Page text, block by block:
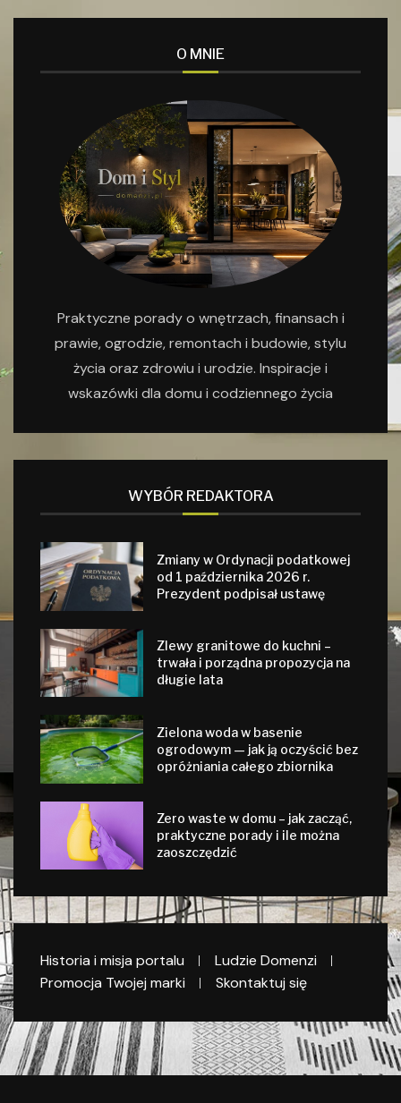
O MNIE
Praktyczne porady o wnętrzach, finansach i
prawie, ogrodzie, remontach i budowie, stylu
życia oraz zdrowiu i urodzie. Inspiracje i
wskazówki dla domu i codziennego życia
WYBÓR REDAKTORA
Zmiany w Ordynacji podatkowej
od 1 października 2026 r.
Prezydent podpisał ustawę
Zlewy granitowe do kuchni –
trwała i porządna propozycja na
długie lata
Zielona woda w basenie
ogrodowym — jak ją oczyścić bez
opróżniania całego zbiornika
Zero waste w domu – jak zacząć,
praktyczne porady i ile można
zaoszczędzić
Historia i misja portalu
Ludzie Domenzi
Promocja Twojej marki
Skontaktuj się